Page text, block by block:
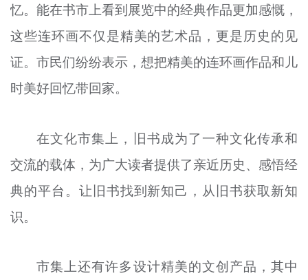
忆。能在书市上看到展览中的经典作品更加感慨，
这些连环画不仅是精美的艺术品，更是历史的见
证。市民们纷纷表示，想把精美的连环画作品和儿
时美好回忆带回家。
在文化市集上，旧书成为了一种文化传承和
交流的载体，为广大读者提供了亲近历史、感悟经
典的平台。让旧书找到新知己，从旧书获取新知
识。
市集上还有许多设计精美的文创产品，其中